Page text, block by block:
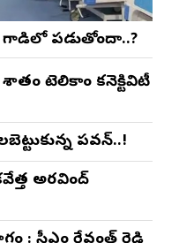
గాడిలో పడుతోందా..?
టెలికాం కనెక్టివిటీ
పవన్..!
అరవింద్‌